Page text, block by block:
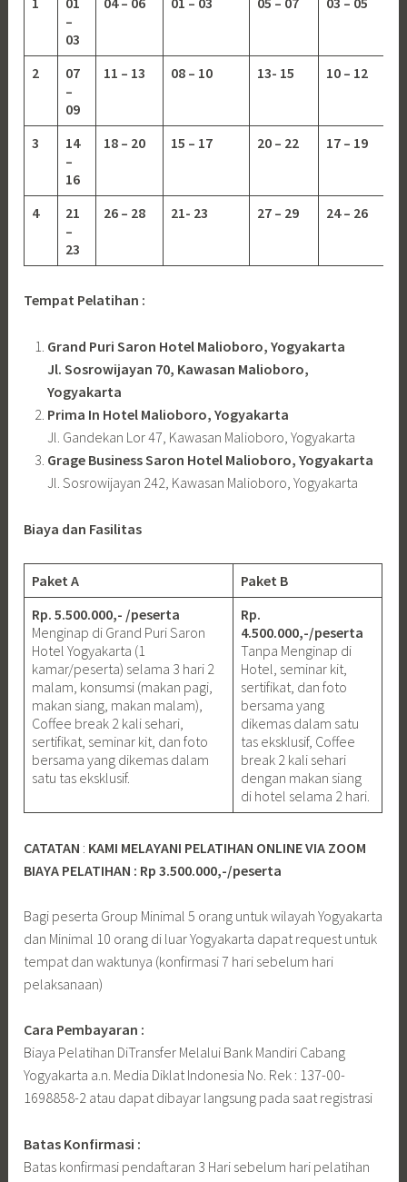
–
03
2
07
–
09
11 – 13 08 – 10 13- 15 10 – 12
3
14
–
16
18 – 20 15 – 17 20 – 22 17 – 19
4
21
–
23
26 – 28 21- 23 27 – 29 24 – 26
Tempat Pelatihan :
Grand Puri Saron Hotel Malioboro, Yogyakarta
Jl. Sosrowijayan 70, Kawasan Malioboro,
Yogyakarta
Prima In Hotel Malioboro, Yogyakarta
Jl. Gandekan Lor 47, Kawasan Malioboro, Yogyakarta
Grage Business Saron Hotel Malioboro, Yogyakarta
Jl. Sosrowijayan 242, Kawasan Malioboro, Yogyakarta
Biaya dan Fasilitas
Paket A
Paket B
Rp. 5.500.000,- /peserta
Menginap di Grand Puri Saron
Hotel Yogyakarta (1
kamar/peserta) selama 3 hari 2
malam, konsumsi (makan pagi,
makan siang, makan malam),
Coffee break 2 kali sehari,
sertifikat, seminar kit, dan foto
bersama yang dikemas dalam
satu tas eksklusif.
Rp.
4.500.000,-/peserta
Tanpa Menginap di
Hotel, seminar kit,
sertifikat, dan foto
bersama yang
dikemas dalam satu
tas eksklusif, Coffee
break 2 kali sehari
dengan makan siang
di hotel selama 2 hari.
CATATAN : KAMI MELAYANI PELATIHAN ONLINE VIA ZOOM
BIAYA PELATIHAN : Rp 3.500.000,-/peserta
Bagi peserta Group Minimal 5 orang untuk wilayah Yogyakarta
dan Minimal 10 orang di luar Yogyakarta dapat request untuk
tempat dan waktunya (konfirmasi 7 hari sebelum hari
pelaksanaan)
Cara Pembayaran :
Biaya Pelatihan DiTransfer Melalui Bank Mandiri Cabang
Yogyakarta a.n. Media Diklat Indonesia No. Rek : 137-00-
1698858-2 atau dapat dibayar langsung pada saat registrasi
Batas Konfirmasi :
Batas konfirmasi pendaftaran 3 Hari sebelum hari pelatihan